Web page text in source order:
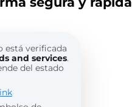
está verificada
and services.
del estado